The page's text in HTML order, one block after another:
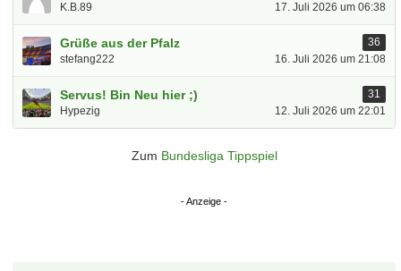
K.B.89
17. Juli 2026 um 06:38
Grüße aus der Pfalz
36
stefang222
16. Juli 2026 um 21:08
Servus! Bin Neu hier ;)
31
Hypezig
12. Juli 2026 um 22:01
Zum Bundesliga Tippspiel